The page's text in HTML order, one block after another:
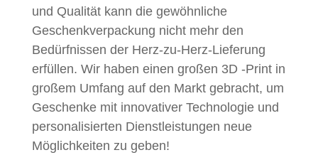
und Qualität kann die gewöhnliche
Geschenkverpackung nicht mehr den
Bedürfnissen der Herz-zu-Herz-Lieferung
erfüllen. Wir haben einen großen 3D -Print in
großem Umfang auf den Markt gebracht, um
Geschenke mit innovativer Technologie und
personalisierten Dienstleistungen neue
Möglichkeiten zu geben!